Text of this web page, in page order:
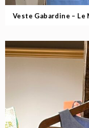
Veste Gabardine –